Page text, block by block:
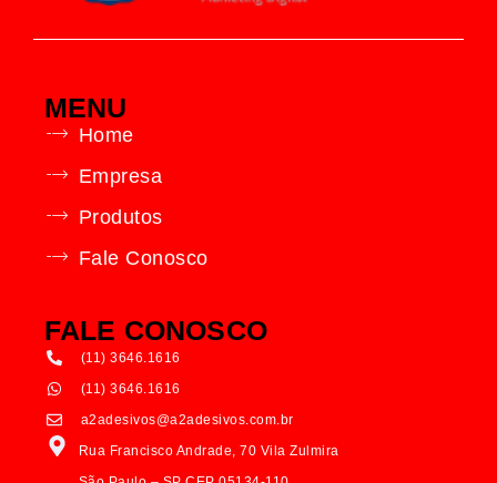
MENU
Home
Empresa
Produtos
Fale Conosco
FALE CONOSCO
(11) 3646.1616
(11) 3646.1616
a2adesivos@a2adesivos.com.br
Rua Francisco Andrade, 70 Vila Zulmira